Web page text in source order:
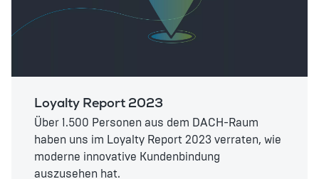
Loyalty Report 2023
Über 1.500 Personen aus dem DACH-Raum
haben uns im Loyalty Report 2023 verraten, wie
moderne innovative Kundenbindung
auszusehen hat.